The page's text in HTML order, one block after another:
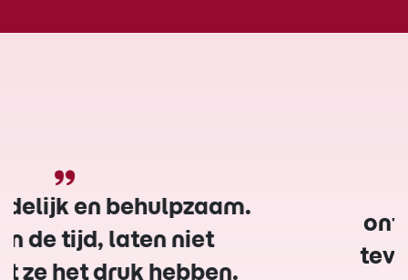
ontzettend goed en we zijn zeer
tevreden. Het gebouw is erg oud